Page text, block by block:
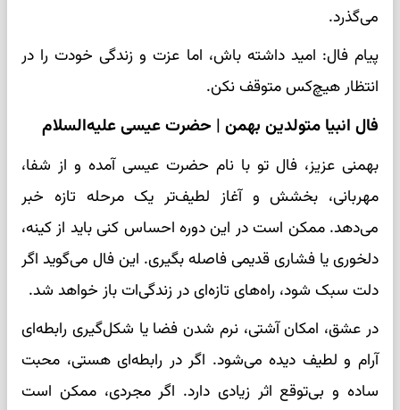
می‌گذرد.
پیام فال: امید داشته باش، اما عزت و زندگی خودت را در
انتظار هیچ‌کس متوقف نکن.
فال انبیا متولدین بهمن | حضرت عیسی علیه‌السلام
بهمنی عزیز، فال تو با نام حضرت عیسی آمده و از شفا،
مهربانی، بخشش و آغاز لطیف‌تر یک مرحله تازه خبر
می‌دهد. ممکن است در این دوره احساس کنی باید از کینه،
دلخوری یا فشاری قدیمی فاصله بگیری. این فال می‌گوید اگر
دلت سبک شود، راه‌های تازه‌ای در زندگی‌ات باز خواهد شد.
در عشق، امکان آشتی، نرم شدن فضا یا شکل‌گیری رابطه‌ای
آرام و لطیف دیده می‌شود. اگر در رابطه‌ای هستی، محبت
ساده و بی‌توقع اثر زیادی دارد. اگر مجردی، ممکن است